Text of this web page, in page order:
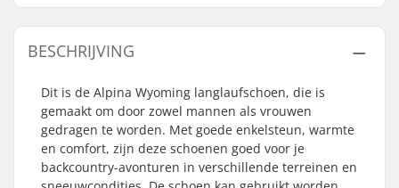
BESCHRIJVING
Dit is de Alpina Wyoming langlaufschoen, die is
gemaakt om door zowel mannen als vrouwen
gedragen te worden. Met goede enkelsteun, warmte
en comfort, zijn deze schoenen goed voor je
backcountry-avonturen in verschillende terreinen en